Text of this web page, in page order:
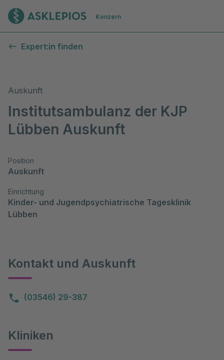
Zur Startseite
Konzern
Expert:in finden
Auskunft
Institutsambulanz der KJP
Lübben Auskunft
Position
Auskunft
Einrichtung
Kinder- und Jugendpsychiatrische Tagesklinik
Lübben
Kontakt und Auskunft
(03546) 29-387
Kliniken